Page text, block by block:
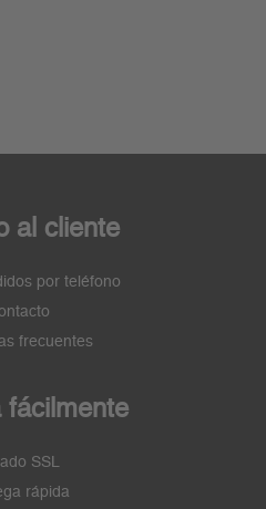
al cliente
por teléfono
frecuentes
fácilmente
SSL
rápida